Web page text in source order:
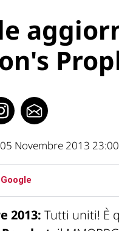
05 Novembre 2013 23:00
2013: Tutti uniti! È